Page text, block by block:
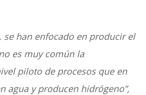
se han enfocado en producir el
es muy común la
piloto de procesos que en
agua y producen hidrógeno”,